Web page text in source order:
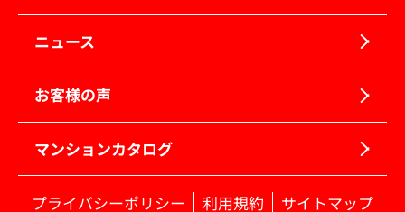
ニュース
お客様の声
マンションカタログ
プライバシーポリシー 利用規約 サイトマップ